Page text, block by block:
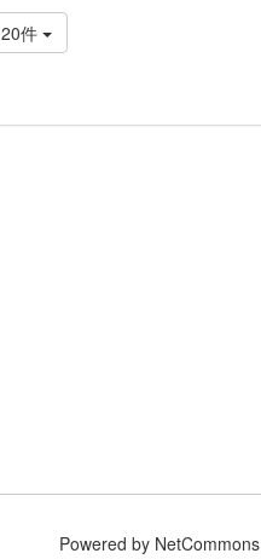
20件
Powered by NetCommons